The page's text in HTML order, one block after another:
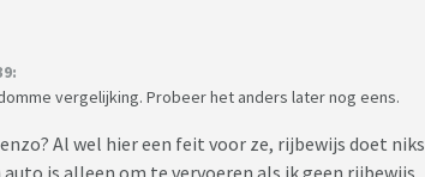
vergelijking. Probeer het anders later nog eens.
Al wel hier een feit voor ze, rijbewijs doet niks
is alleen om te vervoeren als ik geen rijbewijs